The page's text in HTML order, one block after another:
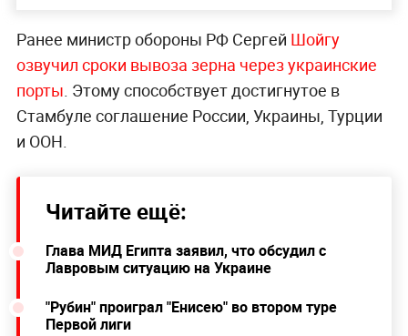
Ранее министр обороны РФ Сергей Шойгу
озвучил сроки вывоза зерна через украинские
порты. Этому способствует достигнутое в
Стамбуле соглашение России, Украины, Турции
и ООН.
Читайте ещё:
Глава МИД Египта заявил, что обсудил с
Лавровым ситуацию на Украине
"Рубин" проиграл "Енисею" во втором туре
Первой лиги